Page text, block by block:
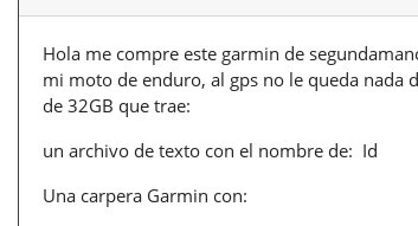
Hola me compre este garmin de
mi moto de enduro, al gps no le queda nada
de 32GB que trae:
un archivo de texto con el nombre de: Id
Una carpera Garmin con: